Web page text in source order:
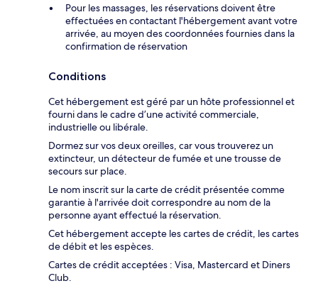
Pour les massages, les réservations doivent être
effectuées en contactant l'hébergement avant votre
arrivée, au moyen des coordonnées fournies dans la
confirmation de réservation
Conditions
Cet hébergement est géré par un hôte professionnel et
fourni dans le cadre d’une activité commerciale,
industrielle ou libérale.
Dormez sur vos deux oreilles, car vous trouverez un
extincteur, un détecteur de fumée et une trousse de
secours sur place.
Le nom inscrit sur la carte de crédit présentée comme
garantie à l'arrivée doit correspondre au nom de la
personne ayant effectué la réservation.
Cet hébergement accepte les cartes de crédit, les cartes
de débit et les espèces.
Cartes de crédit acceptées : Visa, Mastercard et Diners
Club.